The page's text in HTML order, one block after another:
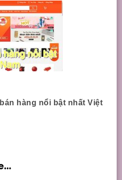
hàng nổi bật nhất Việt